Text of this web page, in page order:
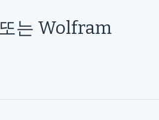
는 Wolfram